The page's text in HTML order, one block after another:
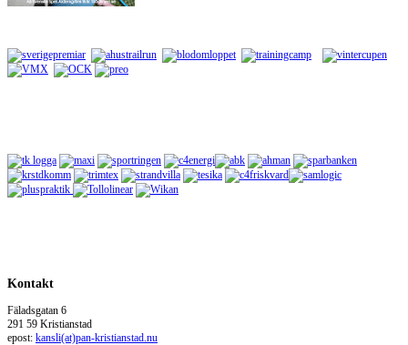
Kontakt
Fäladsgatan 6
291 59 Kristianstad
epost: kansli(at)pan-kristianstad.nu